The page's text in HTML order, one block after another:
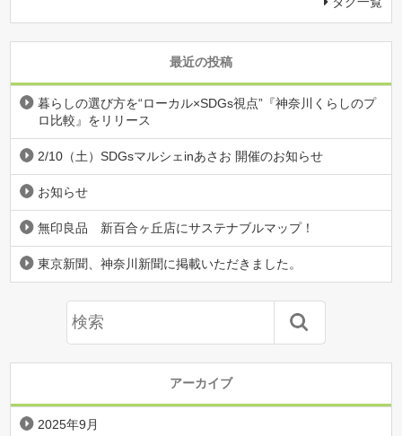
最近の投稿
暮らしの選び方を“ローカル×SDGs視点”『神奈川くらしのプ
ロ比較』をリリース
2/10（土）SDGsマルシェinあさお 開催のお知らせ
お知らせ
無印良品 新百合ヶ丘店にサステナブルマップ！
東京新聞、神奈川新聞に掲載いただきました。
アーカイブ
2025年9月